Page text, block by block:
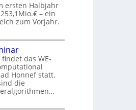
ersten Halbjahr
– ein
zum Vorjahr.
das WE-
Honnef statt.
die